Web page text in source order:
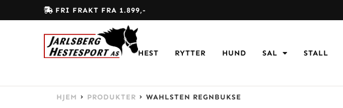
FRI FRAKT FRA 1.899,-
HEST RYTTER HUND SAL STALL
HJEM PRODUKTER WAHLSTEN REGNBUKSE